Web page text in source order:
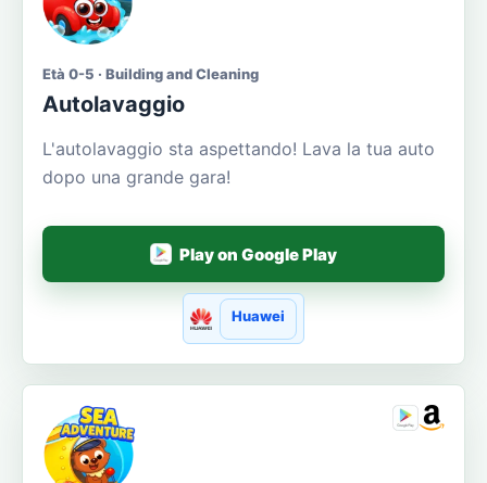
Età 0-5 · Building and Cleaning
Autolavaggio
L'autolavaggio sta aspettando! Lava la tua auto
dopo una grande gara!
Play on Google Play
Huawei